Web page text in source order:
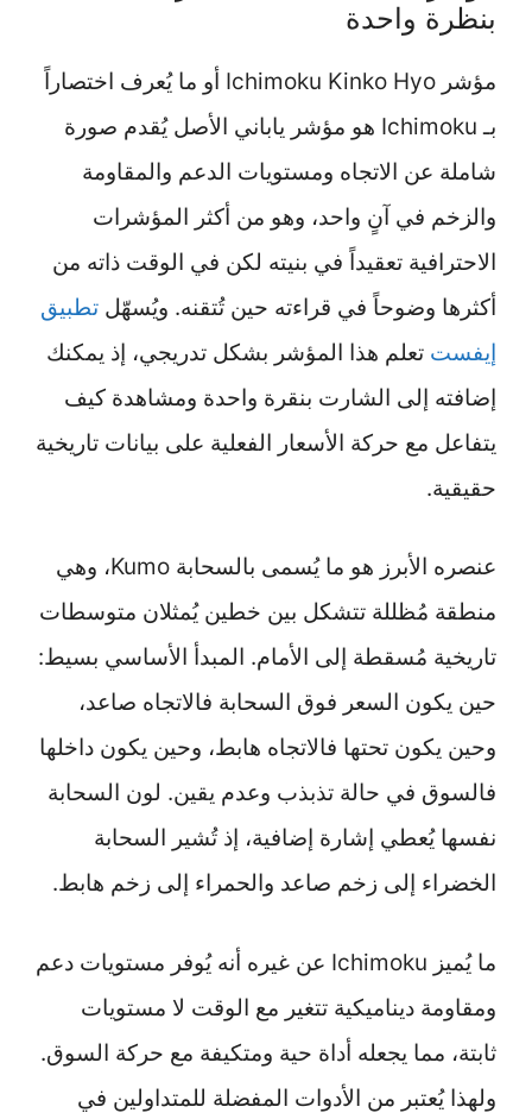
بنظرة واحدة
مؤشر Ichimoku Kinko Hyo أو ما يُعرف اختصاراً
بـ Ichimoku هو مؤشر ياباني الأصل يُقدم صورة
شاملة عن الاتجاه ومستويات الدعم والمقاومة
والزخم في آنٍ واحد، وهو من أكثر المؤشرات
الاحترافية تعقيداً في بنيته لكن في الوقت ذاته من
أكثرها وضوحاً في قراءته حين تُتقنه. ويُسهّل تطبيق
إيفست تعلم هذا المؤشر بشكل تدريجي، إذ يمكنك
إضافته إلى الشارت بنقرة واحدة ومشاهدة كيف
يتفاعل مع حركة الأسعار الفعلية على بيانات تاريخية
حقيقية.
عنصره الأبرز هو ما يُسمى بالسحابة Kumo، وهي
منطقة مُظللة تتشكل بين خطين يُمثلان متوسطات
تاريخية مُسقطة إلى الأمام. المبدأ الأساسي بسيط:
حين يكون السعر فوق السحابة فالاتجاه صاعد،
وحين يكون تحتها فالاتجاه هابط، وحين يكون داخلها
فالسوق في حالة تذبذب وعدم يقين. لون السحابة
نفسها يُعطي إشارة إضافية، إذ تُشير السحابة
الخضراء إلى زخم صاعد والحمراء إلى زخم هابط.
ما يُميز Ichimoku عن غيره أنه يُوفر مستويات دعم
ومقاومة ديناميكية تتغير مع الوقت لا مستويات
ثابتة، مما يجعله أداة حية ومتكيفة مع حركة السوق.
ولهذا يُعتبر من الأدوات المفضلة للمتداولين في